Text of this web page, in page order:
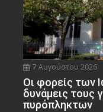
7 Αυγούστου 2026
Οι φορείς των
δυνάμεις τους
πυρόπληκτων